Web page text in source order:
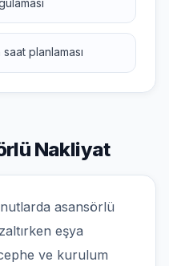
planlaması
Nakliyat
asansörlü
eşya
ve kurulum